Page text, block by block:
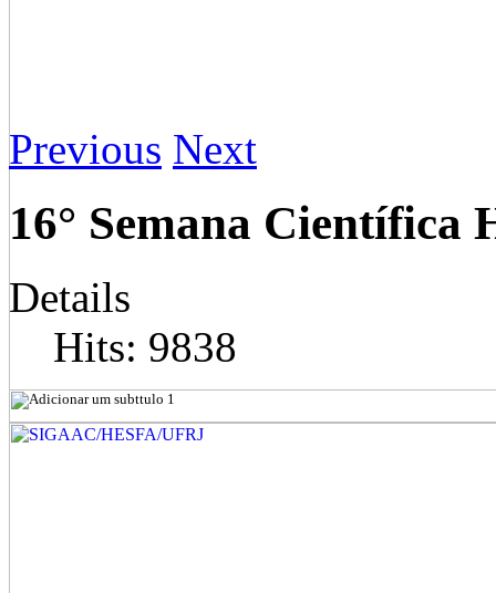
Previous Next
16° Semana Científica
Details
Hits: 9838